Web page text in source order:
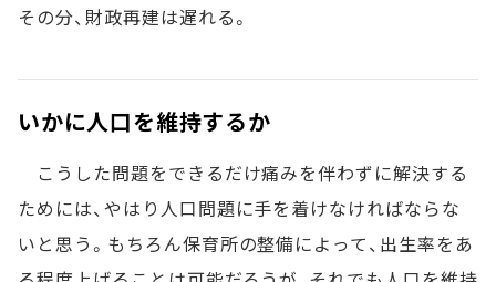
その分、財政再建は遅れる。
いかに人口を維持するか
こうした問題をできるだけ痛みを伴わずに解決する
ためには、やはり人口問題に手を着けなければならな
いと思う。もちろん保育所の整備によって、出生率をあ